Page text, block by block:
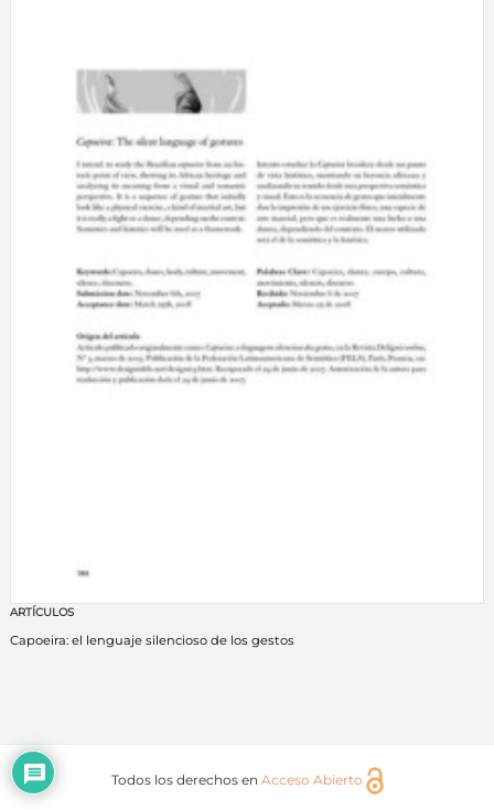
ARTÍCULOS
Capoeira: el lenguaje silencioso de los gestos
Todos los derechos en Acceso Abierto